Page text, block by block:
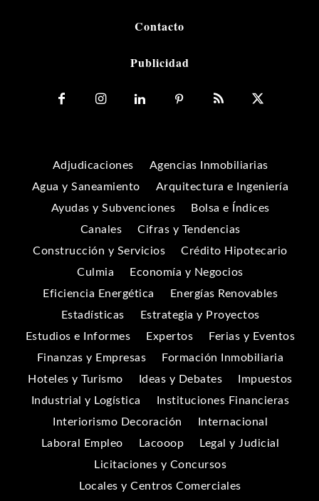
Contacto
Publicidad
Adjudicaciones
Agencias Inmobiliarias
Agua y Saneamiento
Arquitectura e Ingeniería
Ayudas y Subvenciones
Bolsa e Índices
Canales
Cifras y Tendencias
Construcción y Servicios
Crédito Hipotecario
Culmia
Economía y Negocios
Eficiencia Energética
Energías Renovables
Estadísticas
Estrategia y Proyectos
Estudios e Informes
Expertos
Ferias y Eventos
Finanzas y Empresas
Formación Inmobiliaria
Hoteles y Turismo
Ideas y Debates
Impuestos
Industrial y Logística
Instituciones Financieras
Interiorismo Decoración
Internacional
Laboral Empleo
Lacooop
Legal y Judicial
Licitaciones y Concursos
Locales y Centros Comerciales